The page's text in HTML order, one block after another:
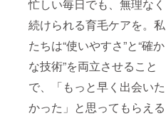
忙しい毎日でも、無理なく
続けられる育毛ケアを。私
たちは“使いやすさ”と“確か
な技術”を両立させること
で、「もっと早く出会いた
かった」と思ってもらえる